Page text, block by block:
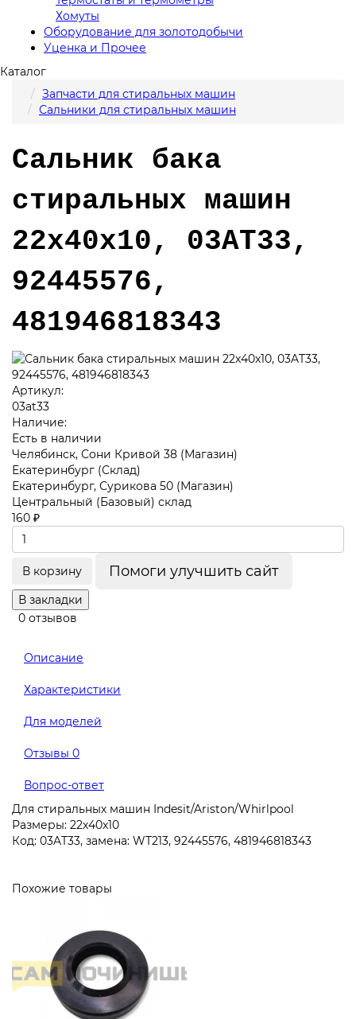
Хомуты
Оборудование для золотодобычи
Уценка и Прочее
Каталог
Запчасти для стиральных машин
Сальники для стиральных машин
Сальник бака
стиральных машин
22x40x10, 03AT33,
92445576,
481946818343
Артикул:
03at33
Наличие:
Есть в наличии
Челябинск, Сони Кривой 38 (Магазин)
Екатеринбург (Склад)
Екатеринбург, Сурикова 50 (Магазин)
Центральный (Базовый) склад
160 ₽
В корзину Помоги улучшить сайт
В закладки
0 отзывов
Описание
Характеристики
Для моделей
Отзывы 0
Вопрос-ответ
Для стиральных машин Indesit/Ariston/Whirlpool
Размеры: 22x40x10
Код: 03AT33, замена: WT213, 92445576, 481946818343
Похожие товары